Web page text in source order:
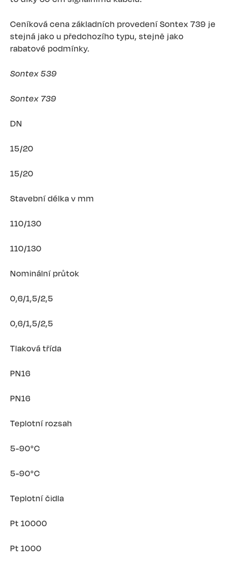
Ceníková cena základních provedení Sontex 739 je
stejná jako u předchozího typu, stejně jako
rabatové podmínky.
Sontex 539
Sontex 739
DN
15/20
15/20
Stavební délka v mm
110/130
110/130
Nominální průtok
0,6/1,5/2,5
0,6/1,5/2,5
Tlaková třída
PN16
PN16
Teplotní rozsah
5-90°C
5-90°C
Teplotní čidla
Pt 10000
Pt 1000